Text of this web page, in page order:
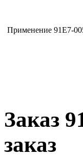
Применение 91E7-
Заказ
заказ